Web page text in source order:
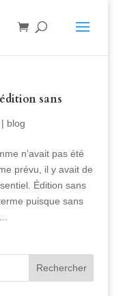
sans
blog
n’avait pas été
prévu, il y avait de
Édition sans
puisque sans